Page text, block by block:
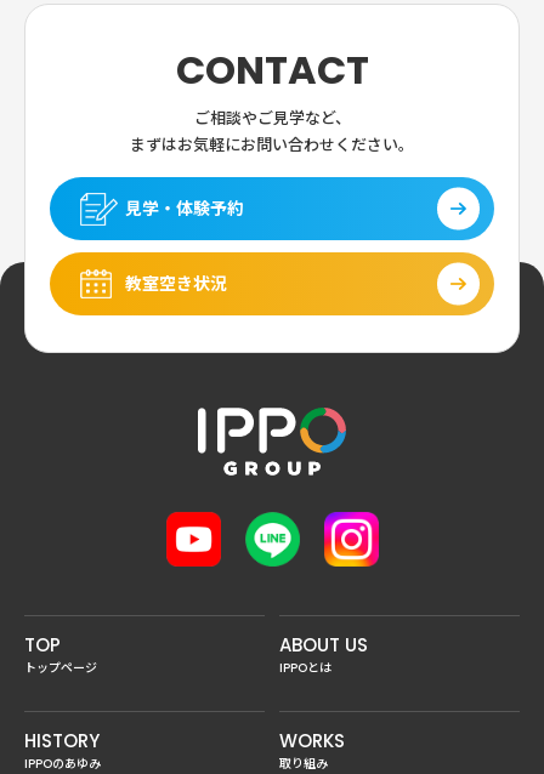
CONTACT
ご相談やご見学など、
まずはお気軽にお問い合わせください。
見学・体験予約
教室空き状況
TOP
トップページ
ABOUT US
IPPOとは
HISTORY
IPPOのあゆみ
WORKS
取り組み